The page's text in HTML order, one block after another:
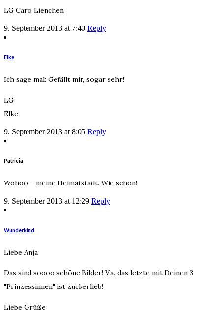
LG Caro Lienchen
9. September 2013 at 7:40 Reply
Elke
Ich sage mal: Gefällt mir, sogar sehr!
LG
Elke
9. September 2013 at 8:05 Reply
Patricia
Wohoo – meine Heimatstadt. Wie schön!
9. September 2013 at 12:29 Reply
Wunderkind
Liebe Anja
Das sind soooo schöne Bilder! V.a. das letzte mit Deinen 3
"Prinzessinnen" ist zuckerlieb!
Liebe Grüße